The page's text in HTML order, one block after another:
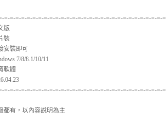
=-=-=-=-=-=-=-=-=-=-=-=-=-=-=-=-=-=-=-=-=-=-=-=-=-=-=-=-=
版
裝
安裝即可
7/8/8.1/10/11
軟體
=-=-=-=-=-=-=-=-=-=-=-=-=-=-=-=-=-=-=-=-=-=-=-=-=-=-=-=-=
都有，以內容說明為主